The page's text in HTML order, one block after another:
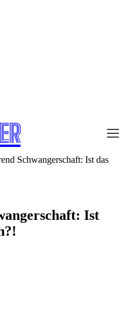
Schwangerschaft: Ist das
Ist